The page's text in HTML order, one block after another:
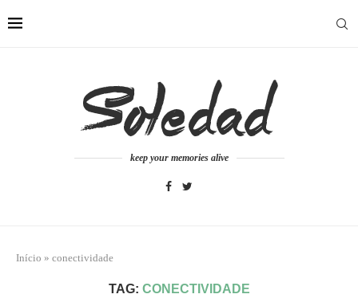
keep your memories alive
Início » conectividade
TAG: CONECTIVIDADE